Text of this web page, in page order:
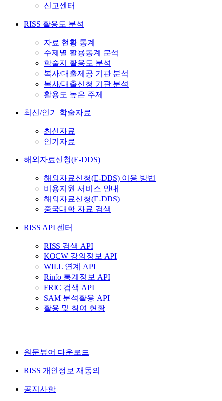
신고센터
RISS 활용도 분석
자료 현황 통계
주제별 활용통계 분석
학술지 활용도 분석
복사/대출제공 기관 분석
복사/대출신청 기관 분석
활용도 높은 주제
최신/인기 학술자료
최신자료
인기자료
해외자료신청(E-DDS)
해외자료신청(E-DDS) 이용 방법
비용지원 서비스 안내
해외자료신청(E-DDS)
중국대학 자료 검색
RISS API 센터
RISS 검색 API
KOCW 강의정보 API
WILL 연계 API
Rinfo 통계정보 API
FRIC 검색 API
SAM 분석활용 API
활용 및 참여 현황
원문뷰어 다운로드
RISS 개인정보 재동의
공지사항